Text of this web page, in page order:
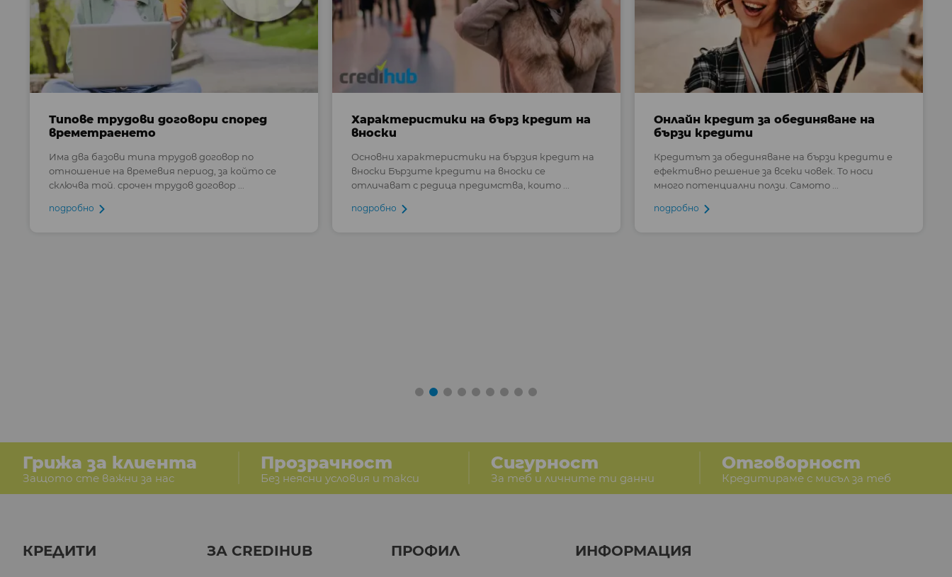
Типове трудови договори според
времетраенето
Има два базови типа трудов договор по
отношение на времевия период, за който се
сключва той. срочен трудов договор ...
подробно
Характеристики на бърз кредит на
вноски
Основни характеристики на бързия кредит на
вноски Бързите кредити на вноски се
отличават с редица предимства, които ...
подробно
Онлайн кредит за обединяване на
бързи кредити
Кредитът за обединяване на бързи кредити е
ефективно решение за всеки човек. То носи
много потенциални ползи. Самото ...
подробно
Грижа за клиента
Защото сте важни за нас
Прозрачност
Без неясни условия и такси
Сигурност
За теб и личните ти данни
Отговорност
Кредитираме с мисъл за теб
КРЕДИТИ ЗА CREDIHUB ПРОФИЛ ИНФОРМАЦИЯ